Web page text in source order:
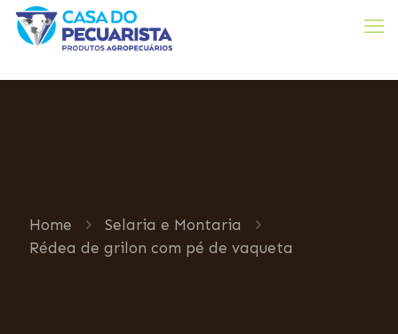
Home
Selaria e Montaria
Rédea de grilon com pé de vaqueta